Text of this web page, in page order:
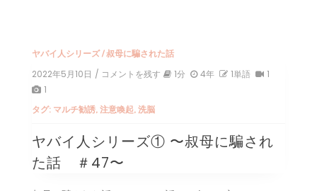
ヤバイ人シリーズ/叔母に騙された話
2022年5月10日 / コメントを残す on
シ
リ
1分 4年 1単語
1
1
タグ: マルチ勧誘, 注意喚起, 洗脳
ヤバイ人シリーズ① 〜叔母に騙され
た話 ＃47〜